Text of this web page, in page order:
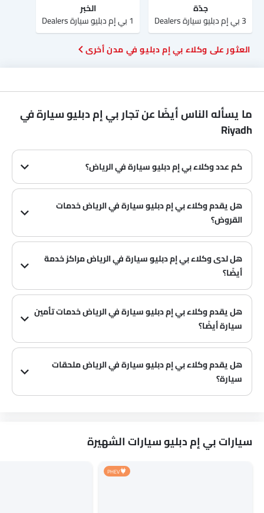
جدّة
3 بي إم دبليو سيارة Dealers
الخبر
1 بي إم دبليو سيارة Dealers
العثور على وكلاء بي إم دبليو في مدن أخرى
ما يسأله الناس أيضًا عن تجار بي إم دبليو سيارة في
Riyadh
كم عدد وكلاء بي إم دبليو سيارة في الرياض‎؟
هل يقدم وكلاء بي إم دبليو سيارة في الرياض‎ خدمات
القروض؟
هل لدى وكلاء بي إم دبليو سيارة في الرياض‎ مراكز خدمة
أيضًا؟
هل يقدم وكلاء بي إم دبليو سيارة في الرياض‎ خدمات تأمين
سيارة أيضًا؟
هل يقدم وكلاء بي إم دبليو سيارة في الرياض‎ ملحقات
سيارة؟
سيارات بي إم دبليو سيارات الشهيرة
PHEV